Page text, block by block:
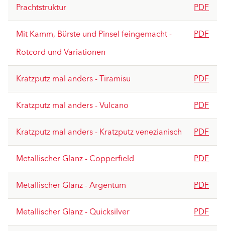
Prachtstruktur
PDF
Mit Kamm, Bürste und Pinsel feingemacht -
Rotcord und Variationen
PDF
Kratzputz mal anders - Tiramisu
PDF
Kratzputz mal anders - Vulcano
PDF
Kratzputz mal anders - Kratzputz venezianisch
PDF
Metallischer Glanz - Copperfield
PDF
Metallischer Glanz - Argentum
PDF
Metallischer Glanz - Quicksilver
PDF